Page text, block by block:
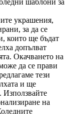
украшения,
за да се
които ще бъдат
допълват
Окачването на
да се прави
тези
и ще
Използвайте
на